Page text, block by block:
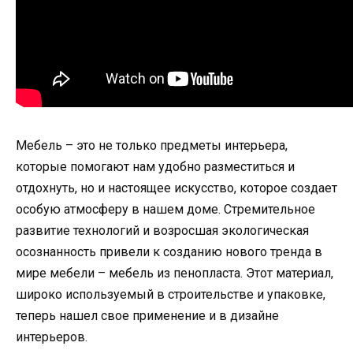
Мебель – это не только предметы интерьера,
которые помогают нам удобно разместиться и
отдохнуть, но и настоящее искусство, которое создает
особую атмосферу в нашем доме. Стремительное
развитие технологий и возросшая экологическая
осознанность привели к созданию нового тренда в
мире мебели – мебель из пенопласта. Этот материал,
широко используемый в строительстве и упаковке,
теперь нашел свое применение и в дизайне
интерьеров.